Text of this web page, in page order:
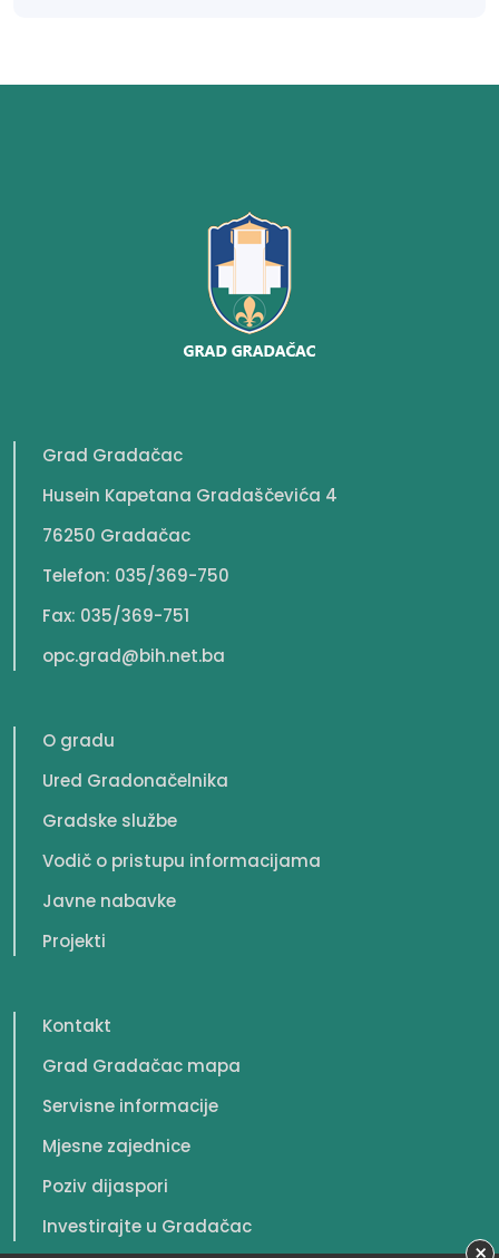
Grad Gradačac
Husein Kapetana Gradaščevića 4
76250 Gradačac
Telefon: 035/369-750
Fax: 035/369-751
opc.grad@bih.net.ba
O gradu
Ured Gradonačelnika
Gradske službe
Vodič o pristupu informacijama
Javne nabavke
Projekti
Kontakt
Grad Gradačac mapa
Servisne informacije
Mjesne zajednice
Poziv dijaspori
Investirajte u Gradačac